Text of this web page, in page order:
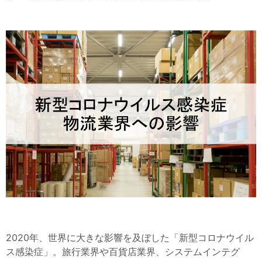
2020年、世界に大きな影響を及ぼした「新型コロナウイル
ス感染症」。旅行業界や百貨店業界、システムインテグ